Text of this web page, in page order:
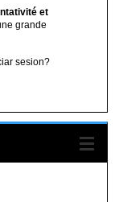
et
grande
sesion?